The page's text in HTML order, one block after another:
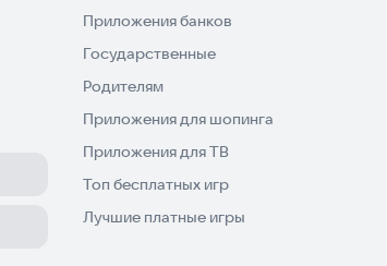
Приложения банков
Государственные
Родителям
Приложения для шопинга
Приложения для ТВ
Топ бесплатных игр
Лучшие платные игры